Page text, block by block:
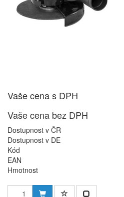
Vaše cena s DPH
Vaše cena bez DPH
Dostupnost v ČR
Dostupnost v DE
Kód
EAN
Hmotnost